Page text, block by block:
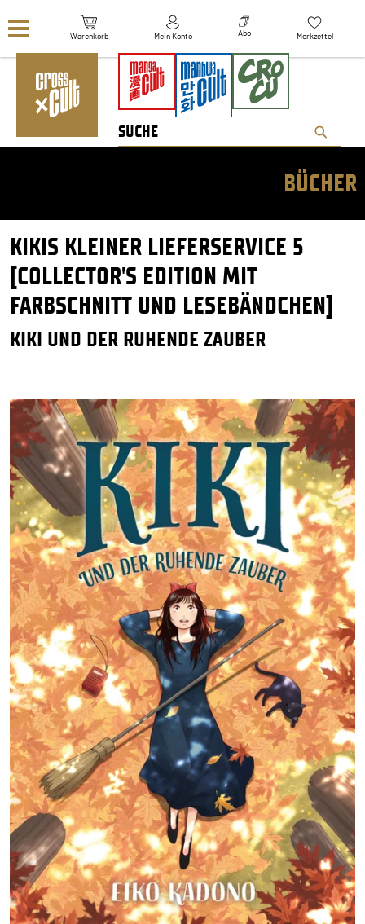
Warenkorb Mein Konto Abo Merkzettel
BÜCHER
KIKIS KLEINER LIEFERSERVICE 5
[COLLECTOR'S EDITION MIT
FARBSCHNITT UND LESEBÄNDCHEN]
KIKI UND DER RUHENDE ZAUBER